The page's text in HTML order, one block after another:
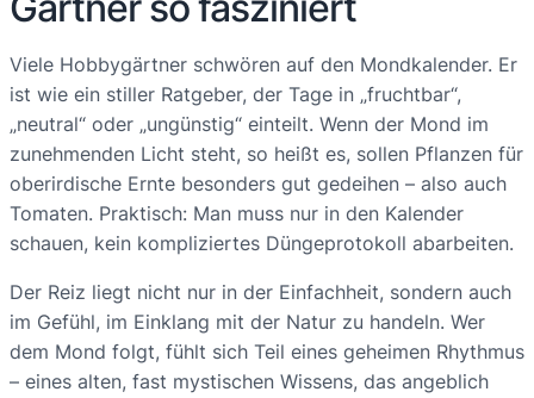
Viele Hobbygärtner schwören auf den Mondkalender. Er
ist wie ein stiller Ratgeber, der Tage in „fruchtbar“,
„neutral“ oder „ungünstig“ einteilt. Wenn der Mond im
zunehmenden Licht steht, so heißt es, sollen Pflanzen für
oberirdische Ernte besonders gut gedeihen – also auch
Tomaten. Praktisch: Man muss nur in den Kalender
schauen, kein kompliziertes Düngeprotokoll abarbeiten.
Der Reiz liegt nicht nur in der Einfachheit, sondern auch
im Gefühl, im Einklang mit der Natur zu handeln. Wer
dem Mond folgt, fühlt sich Teil eines geheimen Rhythmus
– eines alten, fast mystischen Wissens, das angeblich